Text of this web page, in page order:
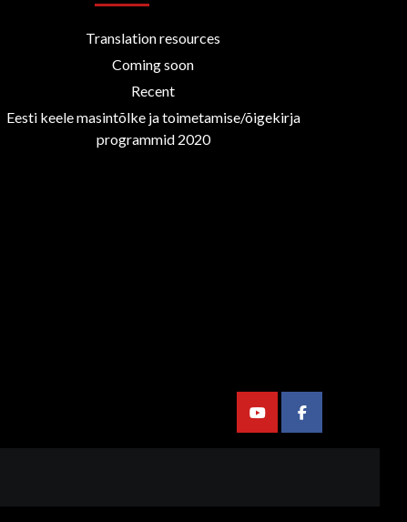
Translation resources
Coming soon
Recent
Eesti keele masintõlke ja toimetamise/õigekirja
programmid 2020
YoutubeFacebook